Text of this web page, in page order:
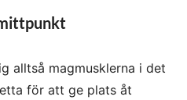
alltså magmusklerna i det
för att ge plats åt